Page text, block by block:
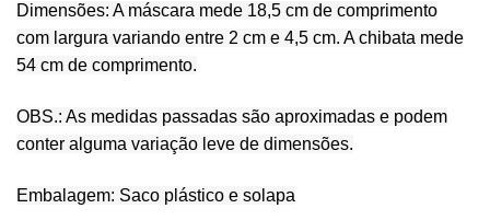
Dimensões: A máscara mede 18,5 cm de comprimento
com largura variando entre 2 cm e 4,5 cm. A chibata mede
54 cm de comprimento.
OBS.: As medidas passadas são aproximadas e podem
conter alguma variação leve de dimensões.
Embalagem: Saco plástico e solapa